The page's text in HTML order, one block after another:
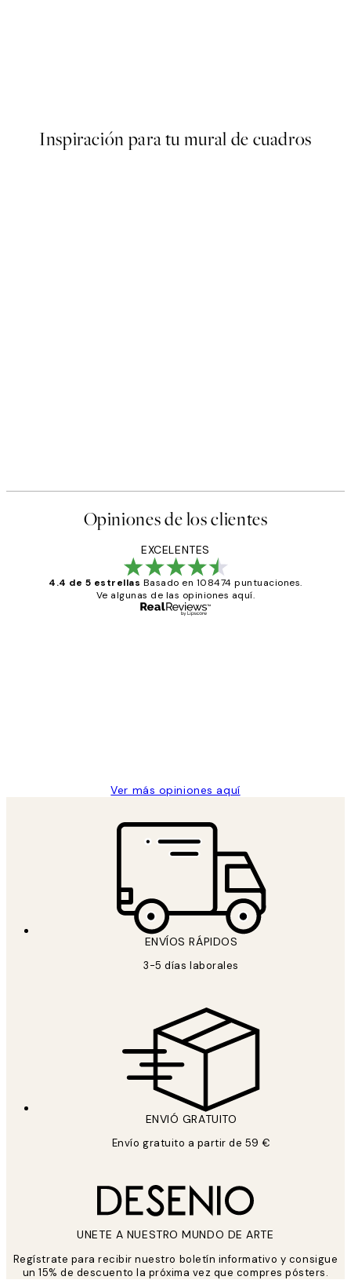
Inspiración para tu mural de cuadros
Opiniones de los clientes
EXCELENTES
4.4 de 5 estrellas Basado en 108474 puntuaciones.
Ve algunas de las opiniones aquí.
Ver más opiniones aquí
ENVÍOS RÁPIDOS
3-5 días laborales
ENVIÓ GRATUITO
Envío gratuito a partir de 59 €
UNETE A NUESTRO MUNDO DE ARTE
Regístrate para recibir nuestro boletín informativo y consigue
un 15% de descuento la próxima vez que compres pósters.